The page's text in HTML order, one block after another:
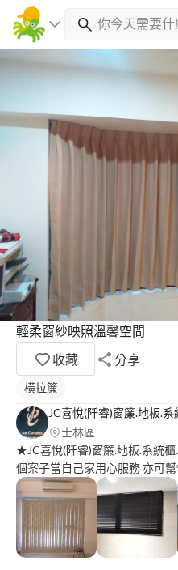
輕柔窗紗映照溫馨空間
收藏
分享
橫拉簾
JC喜悅(阡睿)窗簾.地板.
士林區
★JC喜悅(阡睿)窗簾.地板.系統
個案子當自己家用心服務 亦可
國全年服務~新訂製依報價單或
亦另有優惠~手機號碼可直接加
木百葉.鋁百葉.羅馬簾.風琴簾.
量訂作 依客戶需求及選擇報價
作提供全服務